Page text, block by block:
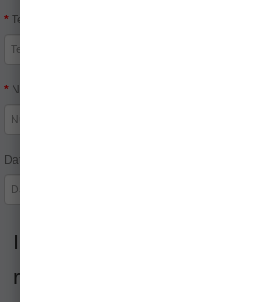
Telefon:
Numărul comenzii:
Data comenzii:
Informaţii despre produs și
returnare/garantie